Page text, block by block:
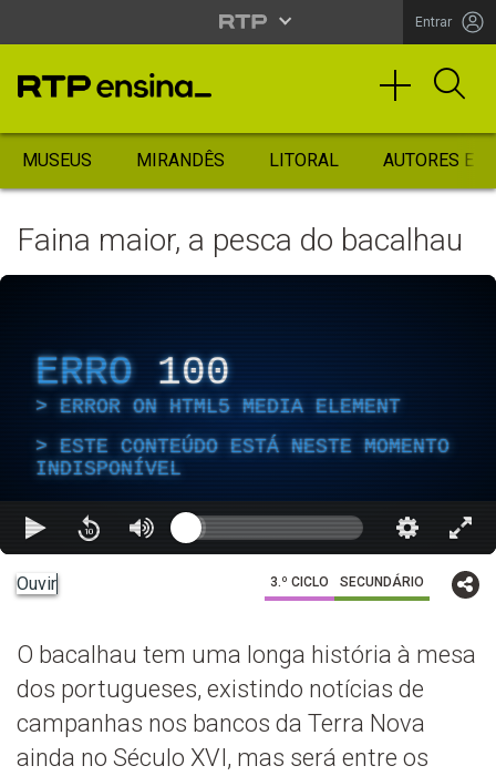
Entrar
MUSEUS MIRANDÊS LITORAL AUTORES
Faina maior, a pesca do bacalhau
ERRO 100
ERROR ON HTML5 MEDIA ELEMENT
ESTE CONTEÚDO ESTÁ NESTE MOMENTO
INDISPONÍVEL
Ouvir 3.º CICLO SECUNDÁRIO
O bacalhau tem uma longa história à mesa
dos portugueses, existindo notícias de
campanhas nos bancos da Terra Nova
ainda no Século XVI, mas será entre os